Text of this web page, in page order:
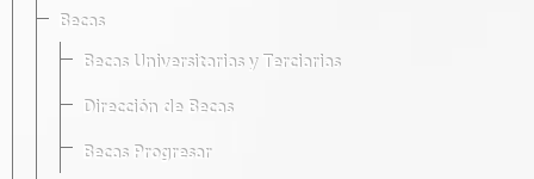
Becas
Becas Universitarias y Terciarias
Dirección de Becas
Becas Progresar